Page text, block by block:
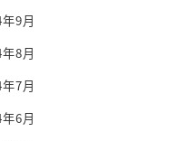
9月
8月
7月
6月